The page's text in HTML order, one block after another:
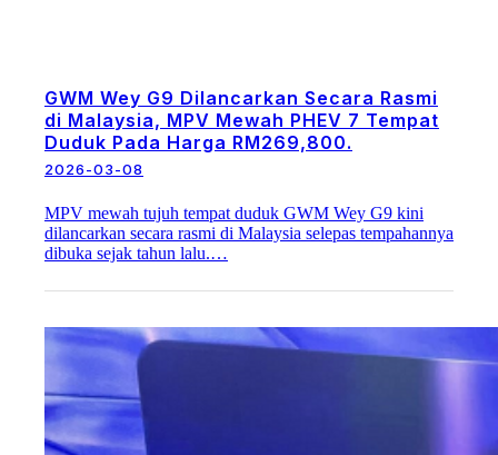
GWM Wey G9 Dilancarkan Secara Rasmi
di Malaysia, MPV Mewah PHEV 7 Tempat
Duduk Pada Harga RM269,800.
2026-03-08
MPV mewah tujuh tempat duduk GWM Wey G9 kini
dilancarkan secara rasmi di Malaysia selepas tempahannya
dibuka sejak tahun lalu.…